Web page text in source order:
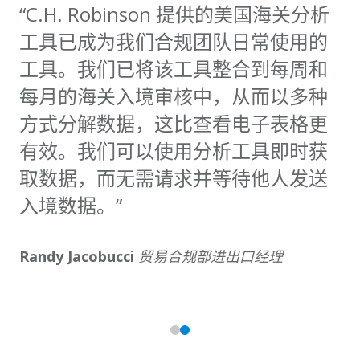
“C.H. Robinson 提供的美国海关分析
工具已成为我们合规团队日常使用的
工具。我们已将该工具整合到每周和
每月的海关入境审核中，从而以多种
方式分解数据，这比查看电子表格更
有效。我们可以使用分析工具即时获
取数据，而无需请求并等待他人发送
入境数据。”
Randy Jacobucci 贸易合规部进出口经理